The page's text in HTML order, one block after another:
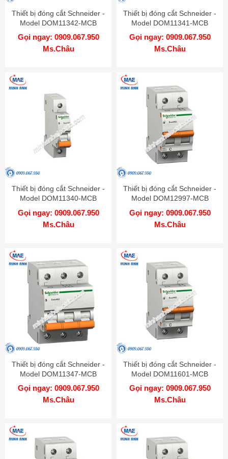
Thiết bị đóng cắt Schneider -
Model DOM11342-MCB
Gọi ngay: 0909.067.950
Ms.Châu
Thiết bị đóng cắt Schneider -
Model DOM11341-MCB
Gọi ngay: 0909.067.950
Ms.Châu
Thiết bị đóng cắt Schneider -
Model DOM11340-MCB
Gọi ngay: 0909.067.950
Ms.Châu
Thiết bị đóng cắt Schneider -
Model DOM12997-MCB
Gọi ngay: 0909.067.950
Ms.Châu
Thiết bị đóng cắt Schneider -
Model DOM11347-MCB
Gọi ngay: 0909.067.950
Ms.Châu
Thiết bị đóng cắt Schneider -
Model DOM11601-MCB
Gọi ngay: 0909.067.950
Ms.Châu